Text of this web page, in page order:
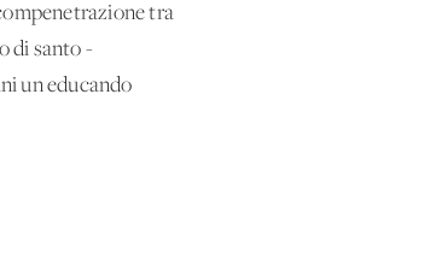
tra
di santo -
un educando